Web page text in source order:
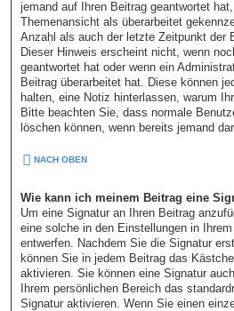
jemand auf Ihren Beitrag geantwortet
Themenansicht als überarbeitet
Anzahl als auch der letzte Zeitpunkt der
Dieser Hinweis erscheint nicht, wenn
geantwortet hat oder wenn ein
Beitrag überarbeitet hat. Diese können
halten, eine Notiz hinterlassen, warum
Bitte beachten Sie, dass normale
löschen können, wenn bereits jemand
NACH OBEN
Wie kann ich meinem Beitrag eine
Um eine Signatur an Ihren Beitrag
eine solche in den Einstellungen in
entwerfen. Nachdem Sie die Signatur
können Sie in jedem Beitrag das
aktivieren. Sie können eine Signatur
Ihrem persönlichen Bereich das
Signatur aktivieren. Wenn Sie einen